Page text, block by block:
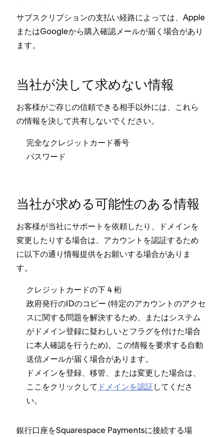
サブスクリプシ⁠ョンの支払い経路によ⁠っては⁠、Apple
またはGoogleから購入確認メ⁠ールが届く場合があり
ます⁠。
当社が決して求めない情報
お客様がご存じの信頼できる相手以外には⁠、これら
の情報を決して共有しないでください⁠。
完全なクレジ⁠ットカ⁠ード番号
パスワ⁠ード
当社が求める可能性のある情報
お客様が当社にサポ⁠ートを依頼したり⁠、ドメインを
変更したりする場合は⁠、アカウントを認証するため
に以下の通り情報提供をお願いする場合がありま
す⁠。
クレジ⁠ットカ⁠ードの下 4 桁
政府発行のIDのコピ⁠ー (⁠特定のアカウントのアクセ
スに関する問題を解決するため⁠、またはシステム
がドメイン登録に疑わしいとフラグを付けた場合
に本人確認を行うため⁠)⁠。この情報を要求する自動
送信メ⁠ールが届く場合があります⁠。
ドメインを登録⁠、移管⁠、または変更した場合は⁠、
ここをクリ⁠ックして ドメインを認証 してくださ
い⁠。
銀行口座をSquarespace Paymentsに接続する場